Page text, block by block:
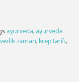
ayurveda,ayurveda
zaman,krep tarifi,